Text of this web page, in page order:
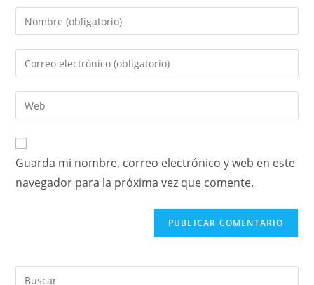
Guarda mi nombre, correo electrónico y web en este
navegador para la próxima vez que comente.